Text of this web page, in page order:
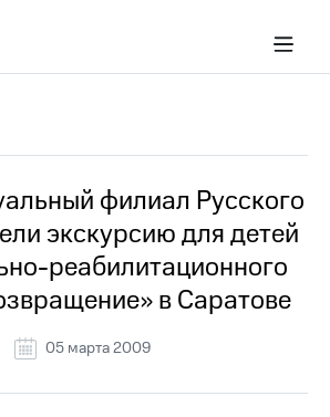
филиал Русского
экскурсию для детей
реабилитационного
в Саратове
05 марта 2009